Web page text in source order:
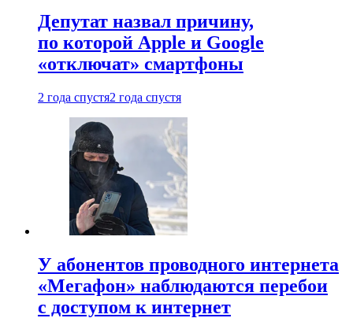
Депутат назвал причину,
по которой Apple и Google
«отключат» смартфоны
2 года спустя2 года спустя
У абонентов проводного интернета
«Мегафон» наблюдаются перебои
с доступом к интернет